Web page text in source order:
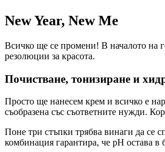
New Year, New Me
Всичко ще се промени! В началото на
резолюции за красота.
Почистване, тонизиране и
Просто ще нанесем крем и всичко е
съобразена със съответните нужди.
Поне три стъпки трябва винаги да се
комбинация гарантира, че рН остава в